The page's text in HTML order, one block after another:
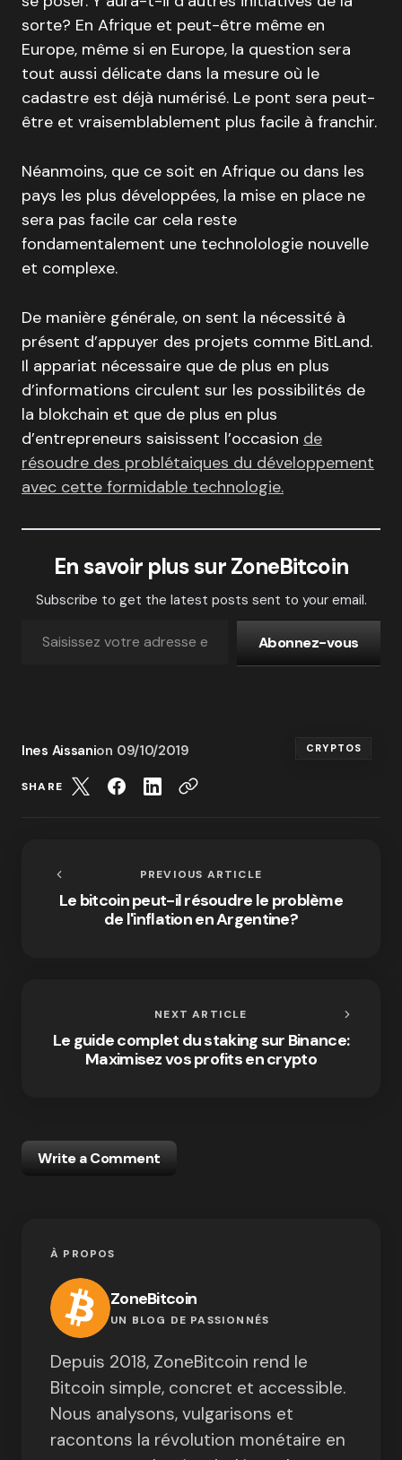
sorte? En Afrique et peut-être même en
Europe, même si en Europe, la question sera
tout aussi délicate dans la mesure où le
cadastre est déjà numérisé. Le pont sera peut-
être et vraisemblablement plus facile à franchir.
Néanmoins, que ce soit en Afrique ou dans les
pays les plus développées, la mise en place ne
sera pas facile car cela reste
fondamentalement une technolologie nouvelle
et complexe.
De manière générale, on sent la nécessité à
présent d’appuyer des projets comme BitLand.
Il appariat nécessaire que de plus en plus
d’informations circulent sur les possibilités de
la blokchain et que de plus en plus
d’entrepreneurs saisissent l’occasion de
résoudre des problétaiques du développement
avec cette formidable technologie.
En savoir plus sur ZoneBitcoin
Subscribe to get the latest posts sent to your email.
Abonnez-vous
Ines Aissanion 09/10/2019 CRYPTOS
SHARE
PREVIOUS ARTICLE
Le bitcoin peut-il résoudre le problème
de l'inflation en Argentine?
NEXT ARTICLE
Le guide complet du staking sur Binance:
Maximisez vos profits en crypto
Write a Comment
À PROPOS
ZoneBitcoin
UN BLOG DE PASSIONNÉS
Depuis 2018, ZoneBitcoin rend le
Bitcoin simple, concret et accessible.
Nous analysons, vulgarisons et
racontons la révolution monétaire en